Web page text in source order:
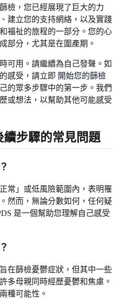
檢，您已經展現了巨大的力
建立您的支持網絡，以及實踐
福祉的旅程的一部分。您的心
部分，尤其是在圍產期。
可用。請繼續為自己發聲。如
感受，請立即 開始您的篩檢
的眾多步驟中的第一步。我們
或想法，以幫助其他可能感受
續步驟的常見問題
常」或低風險範圍內，表明罹
然而，無論分數如何，任何疑
是一個幫助您理解自己感受
在篩檢憂鬱症狀，但其中一些
多母親同時經歷憂鬱和焦慮。
種可能性。